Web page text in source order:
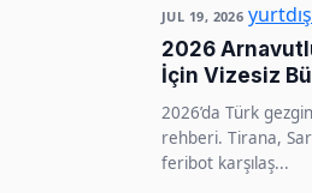
JUL 19, 2026
2026
İçin Vizesiz
2026’da Türk
rehberi. Tirana,
feribot karşılaş...